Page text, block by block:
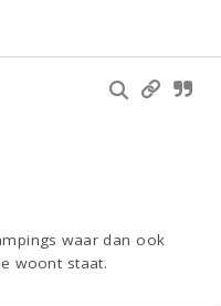
waar dan ook
woont staat.